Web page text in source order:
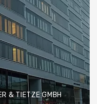
& TIETZE GMBH